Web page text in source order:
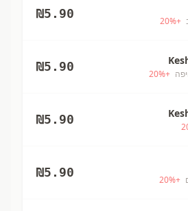
+
20%
₪5.90
+
20%
₪5.90
₪5.90
+
20%
₪5.90